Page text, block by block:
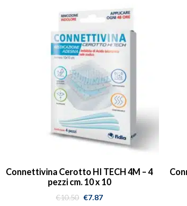
Connettivina Cerotto HI TECH 4M – 4
pezzi cm. 10 x 10
€10.50 €7.87